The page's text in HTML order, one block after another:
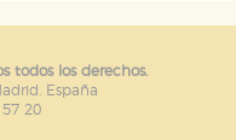
todos los derechos.
España
57 20